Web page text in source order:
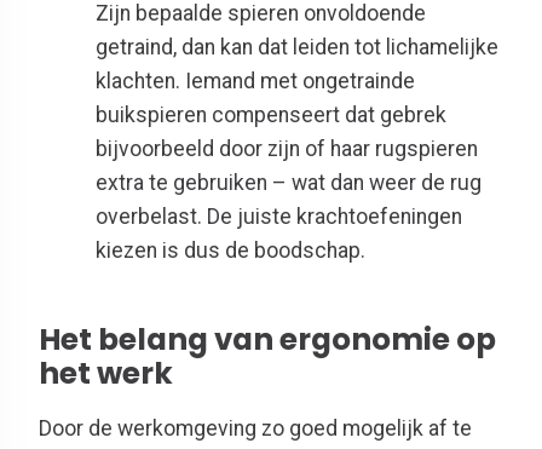
Zijn bepaalde spieren onvoldoende
getraind, dan kan dat leiden tot lichamelijke
klachten. Iemand met ongetrainde
buikspieren compenseert dat gebrek
bijvoorbeeld door zijn of haar rugspieren
extra te gebruiken – wat dan weer de rug
overbelast. De juiste krachtoefeningen
kiezen is dus de boodschap.
Het belang van ergonomie op
het werk
Door de werkomgeving zo goed mogelijk af te